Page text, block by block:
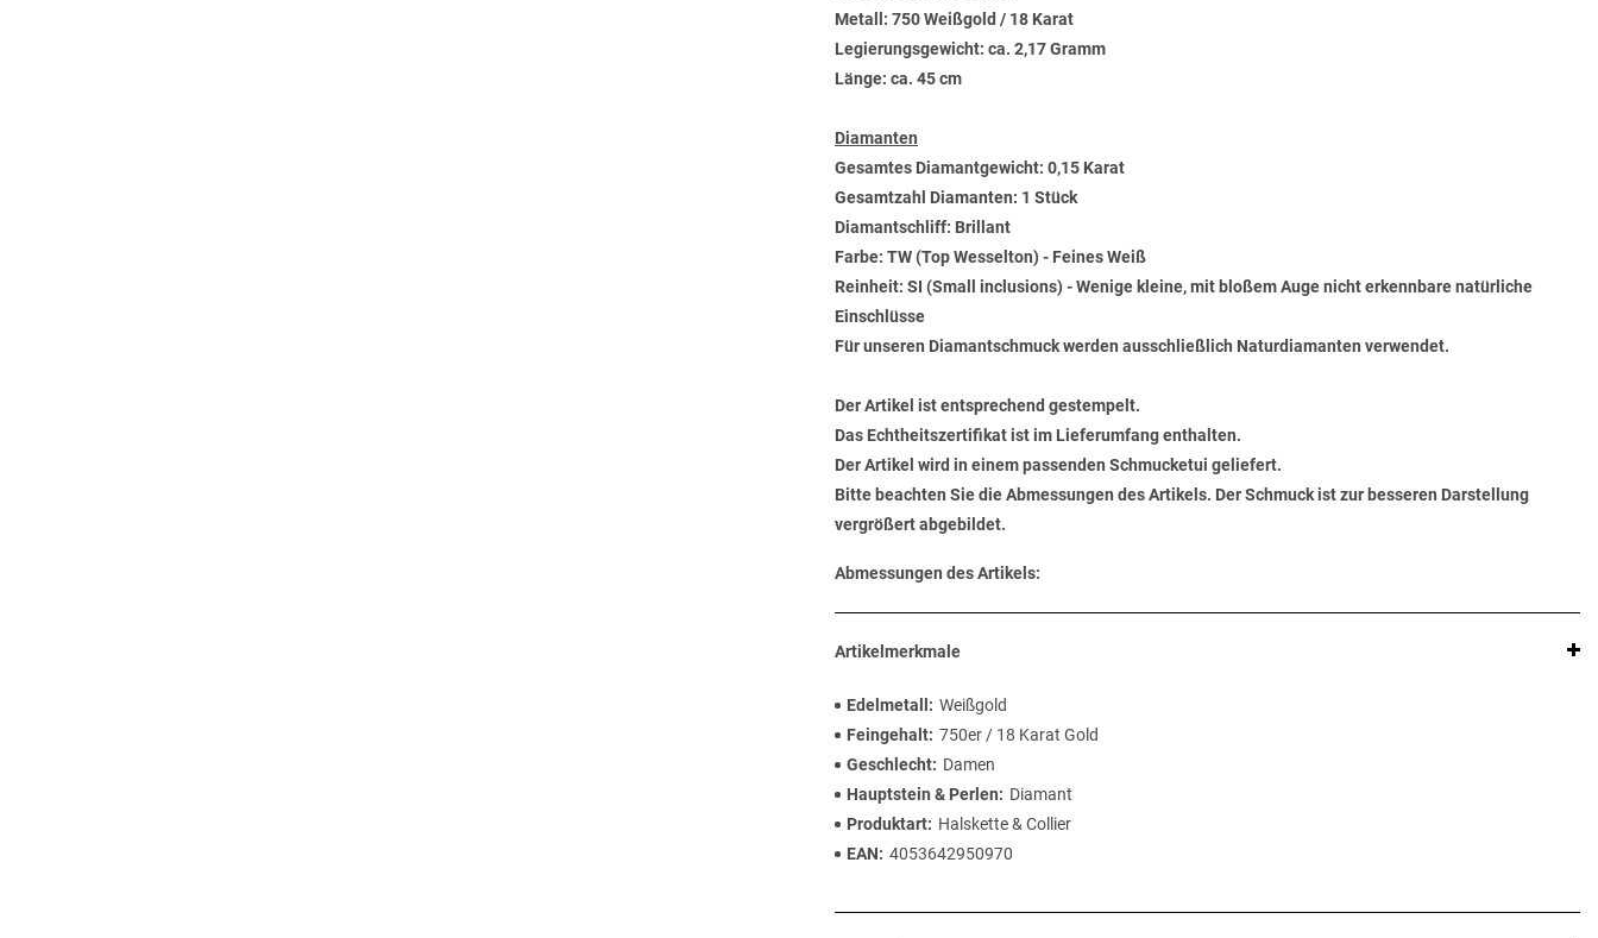
Metall: 750 Weißgold / 18 Karat
Legierungsgewicht: ca. 2,17 Gramm
Länge: ca. 45 cm
Diamanten
Gesamtes Diamantgewicht: 0,15 Karat
Gesamtzahl Diamanten: 1 Stück
Diamantschliff: Brillant
Farbe: TW (Top Wesselton) - Feines Weiß
Reinheit: SI (Small inclusions) - Wenige kleine, mit bloßem Auge nicht erkennbare natürliche
Einschlüsse
Für unseren Diamantschmuck werden ausschließlich Naturdiamanten verwendet.
Der Artikel ist entsprechend gestempelt.
Das Echtheitszertifikat ist im Lieferumfang enthalten.
Der Artikel wird in einem passenden Schmucketui geliefert.
Bitte beachten Sie die Abmessungen des Artikels. Der Schmuck ist zur besseren Darstellung
vergrößert abgebildet.
Abmessungen des Artikels:
Artikelmerkmale
Edelmetall
Weißgold
Feingehalt 750er / 18 Karat Gold
Geschlecht
Damen
Hauptstein & Perlen
Diamant
Produktart
Halskette & Collier
EAN
4053642950970